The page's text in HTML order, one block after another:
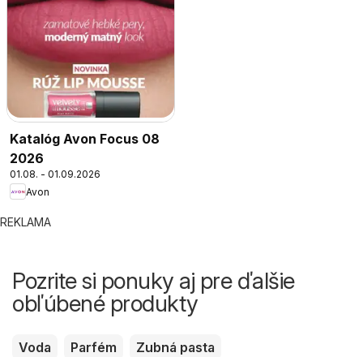
Katalóg Avon Focus 08
2026
01.08. - 01.09.2026
Avon
REKLAMA
Pozrite si ponuky aj pre ďalšie
obľúbené produkty
Voda Parfém Zubná pasta